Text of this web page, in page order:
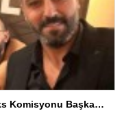
Serdar Avcı, Türkiye Profesyonel Boks Komisyonu Başkanı Seçildi